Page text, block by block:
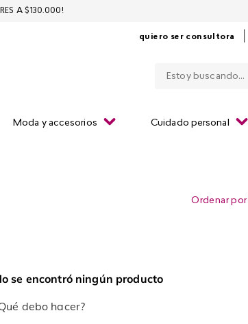
quiero ser consultora
Moda y accesorios Cuidado personal
A $130.000!
Ordenar por
se encontró ningún producto
debo hacer?